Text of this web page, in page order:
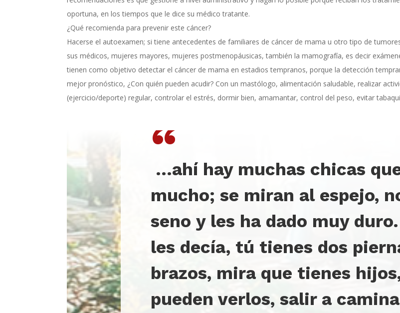
oportuna, en los tiempos que le dice su médico tratante.
¿Qué recomienda para prevenir este cáncer?
Hacerse el autoexamen; si tiene antecedentes de familiares de cáncer de mama u otro tipo de
sus médicos, mujeres mayores, mujeres postmenopáusicas, también la mamografía, es decir
tienen como objetivo detectar el cáncer de mama en estadios tempranos, porque la detección
mejor pronóstico, ¿Con quién pueden acudir? Con un mastólogo, alimentación saludable, realizar
(ejercicio/deporte) regular, controlar el estrés, dormir bien, amamantar, control del peso, evitar
“
…ahí hay muchas chicas
mucho; se miran al espejo,
seno y les ha dado muy
les decía, tú tienes dos
brazos, mira que tienes
pueden verlos, salir a